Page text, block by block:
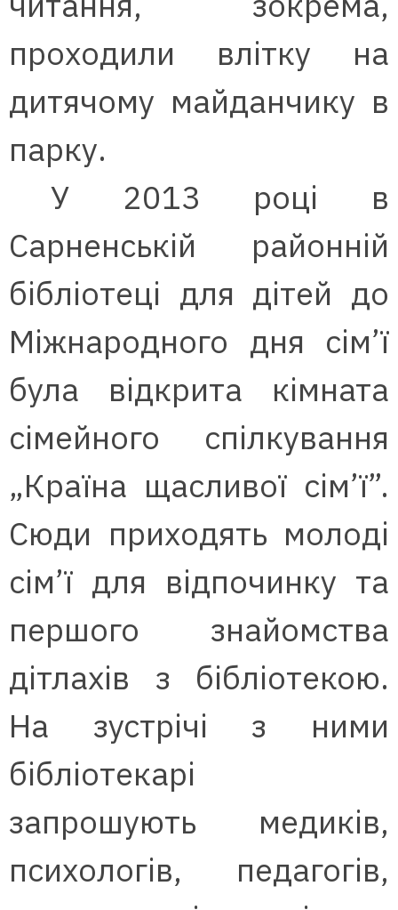
проходили влітку на
дитячому майданчику в
парку.
У 2013 році в
Сарненській районній
бібліотеці для дітей до
Міжнародного дня сім’ї
була відкрита кімната
сімейного спілкування
„Країна щасливої сім’ї”.
Сюди приходять молоді
сім’ї для відпочинку та
першого знайомства
дітлахів з бібліотекою.
На зустрічі з ними
бібліотекарі
запрошують медиків,
психологів, педагогів,